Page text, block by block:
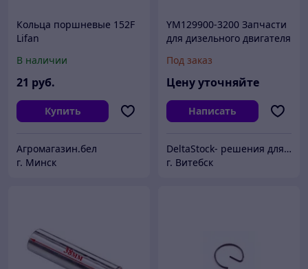
Кольца поршневые 152F
Lifan
В наличии
21 руб.
Купить
Агромагазин.бел
г. Минск
YM129900-3200 Запчасти
для дизельного двигателя
4D92E YM1299003200
Под заказ
Цену уточняйте
Написать
DeltaStock- решения для складской техники.
г. Витебск